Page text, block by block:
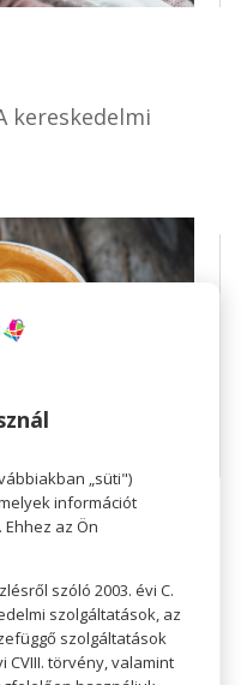
kereskedelmi
nyitvatartás
„süti")
információt
az Ön
szóló 2003. évi C.
szolgáltatások, az
szolgáltatások
CVIII. törvény, valamint